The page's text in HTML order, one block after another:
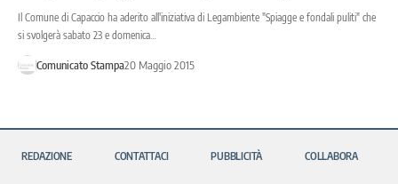
Il Comune di Capaccio ha aderito all'iniziativa di Legambiente "Spiagge e fondali puliti" che
si svolgerà sabato 23 e domenica…
Comunicato Stampa20 Maggio 2015
REDAZIONE CONTATTACI PUBBLICITÀ COLLABORA